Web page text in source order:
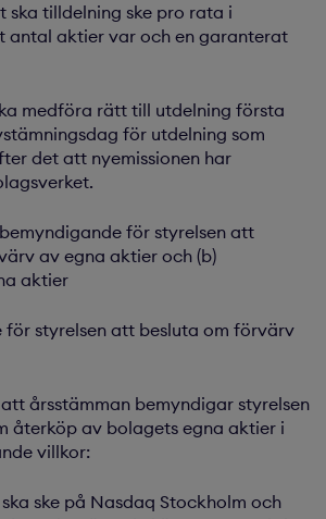
ska tilldelning ske pro rata i
antal aktier var och en garanterat
medföra rätt till utdelning första
för utdelning som
det att nyemissionen har
för styrelsen att
av egna aktier och (b)
aktier
för styrelsen att besluta om förvärv
årsstämman bemyndigar styrelsen
återköp av bolagets egna aktier i
villkor:
ske på Nasdaq Stockholm och